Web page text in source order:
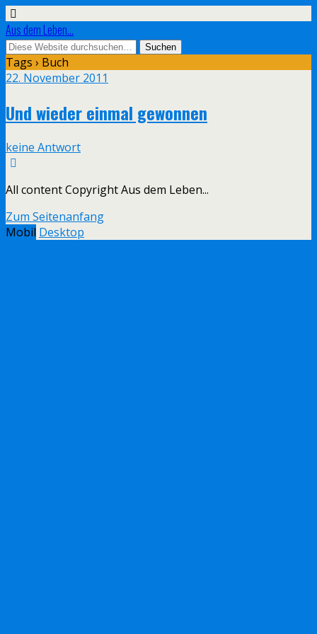
Aus dem Leben...
Tags › Buch
22. November 2011
Und wieder einmal gewonnen
keine Antwort
All content Copyright Aus dem Leben...
Zum Seitenanfang
Mobil Desktop